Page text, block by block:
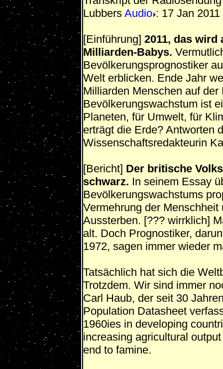
Lubbers Audio : 17 Jan
[Einführung] 2011, das wird
Milliarden-Babys.
Bevölkerungsprognostiker
Welt erblicken. Ende Jahr
Milliarden Menschen auf
Bevölkerungswachstum ist
Planeten, für Umwelt, für
erträgt die Erde? Antworten
Wissenschaftsredakteurin
[Bericht] Der britische
schwarz. In seinem Essay
Bevölkerungswachstums
Vermehrung der
Aussterben. [??? wirrklich]
alt. Doch Prognostiker,
1972, sagen immer wieder
Tatsächlich hat sich die
Trotzdem. Wir sind immer
Carl Haub, der seit 30
Population Datasheet
1960ies in developing
increasing agricultural
end to famine.